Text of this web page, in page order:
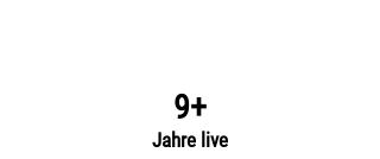
9+
Jahre live